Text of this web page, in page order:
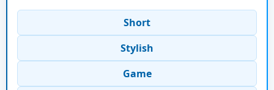
Short
Stylish
Game